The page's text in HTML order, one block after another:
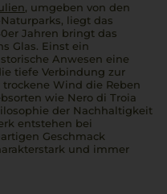
, umgeben von den
liegt das
Jahren bringt das
Glas. Einst ein
Anwesen eine
tiefe Verbindung zur
Wind die Reben
wie Nero di Troia
der Nachhaltigkeit
entstehen bei
Geschmack
und immer